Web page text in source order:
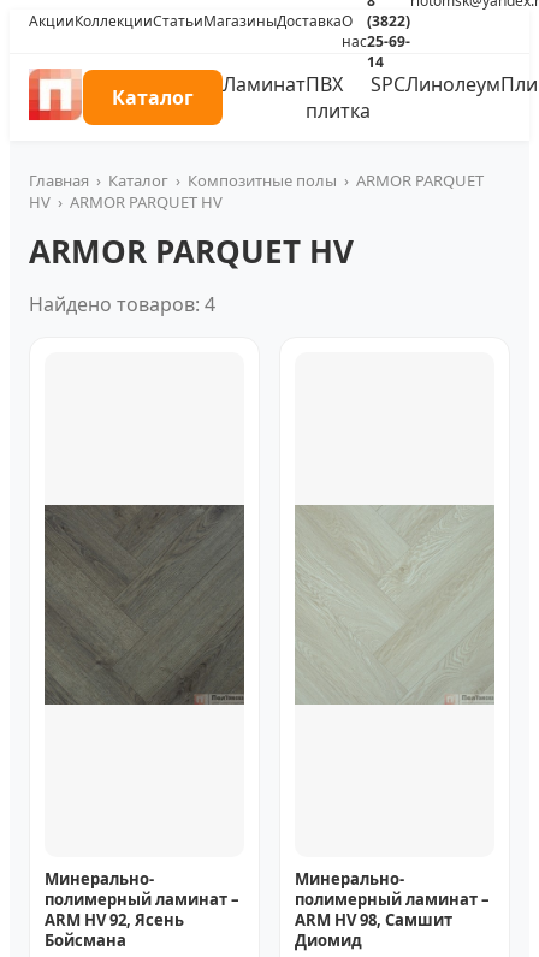
АкцииКоллекцииСтатьиМагазиныДоставкаО
нас
(3822)
25-69-
14
Каталог ЛаминатПВХ
плитка
SPCЛинолеум
Главная › Каталог › Композитные полы › ARMOR PARQUET
HV › ARMOR PARQUET HV
ARMOR PARQUET HV
Найдено товаров: 4
Минерально-
полимерный ламинат –
ARM HV 92, Ясень
Бойсмана
Минерально-
полимерный ламинат –
ARM HV 98, Самшит
Диомид